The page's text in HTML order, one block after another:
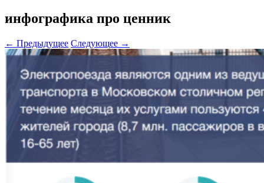
инфографика про ценник
← Предыдущее Следующее →